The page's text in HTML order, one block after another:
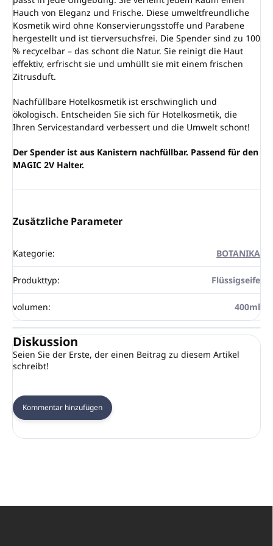
Hauch von Eleganz und Frische. Diese umweltfreundliche
Kosmetik wird ohne Konservierungsstoffe und Parabene
hergestellt und ist tierversuchsfrei. Die Spender sind zu 100
% recycelbar – das schont die Natur. Sie reinigt die Haut
effektiv, erfrischt sie und umhüllt sie mit einem frischen
Zitrusduft.
Nachfüllbare Hotelkosmetik ist erschwinglich und
ökologisch. Entscheiden Sie sich für Hotelkosmetik, die
Ihren Servicestandard verbessert und die Umwelt schont!
Der Spender ist aus Kanistern nachfüllbar. Passend für den
MAGIC 2V Halter.
Zusätzliche Parameter
Kategorie: BOTANIKA
Produkttyp: Flüssigseife
volumen: 400ml
Diskussion
Seien Sie der Erste, der einen Beitrag zu diesem Artikel
schreibt!
Kommentar hinzufügen
F